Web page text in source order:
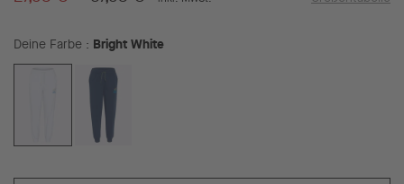
Deine Farbe Bright White